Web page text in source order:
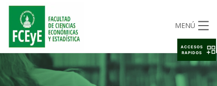
MENÚ
ACCESOS
RAPIDOS